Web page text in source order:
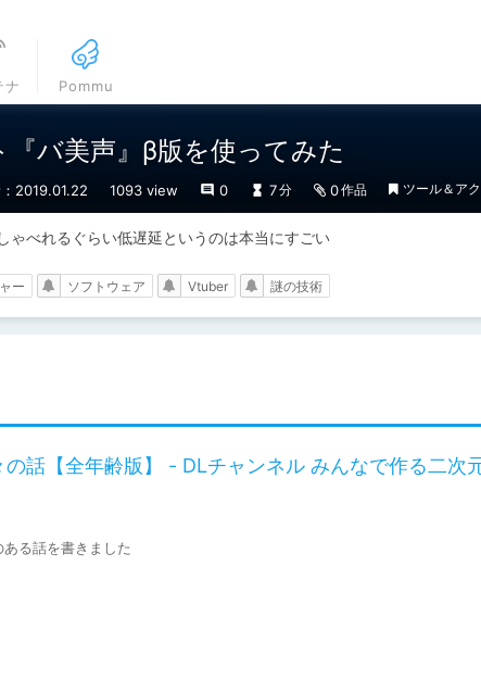
ナ Pommu
バ美声』β版を使ってみた
2019.01.22 1093 view 0 7分 0作品 ツール＆ア
べれるぐらい低遅延というのは本当にすごい
ー ソフトウェア Vtuber 謎の技術
話【全年齢版】 - DLチャンネル みんなで作る二次
る話を書きました